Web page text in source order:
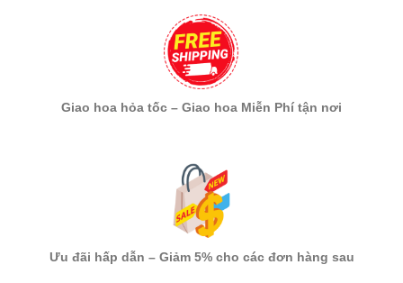
Giao hoa hỏa tốc – Giao hoa Miễn Phí tận nơi
Ưu đãi hấp dẫn – Giảm 5% cho các đơn hàng sau